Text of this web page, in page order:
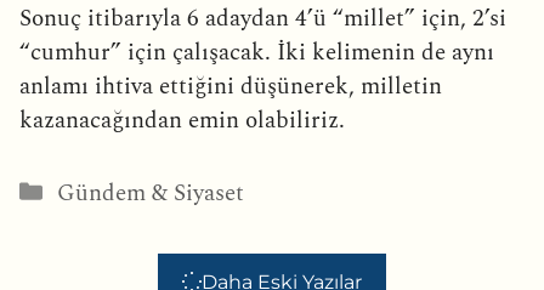
Sonuç itibarıyla 6 adaydan 4’ü “millet” için, 2’si
“cumhur” için çalışacak. İki kelimenin de aynı
anlamı ihtiva ettiğini düşünerek, milletin
kazanacağından emin olabiliriz.
Kategoriler
Gündem & Siyaset
Daha Eski Yazılar